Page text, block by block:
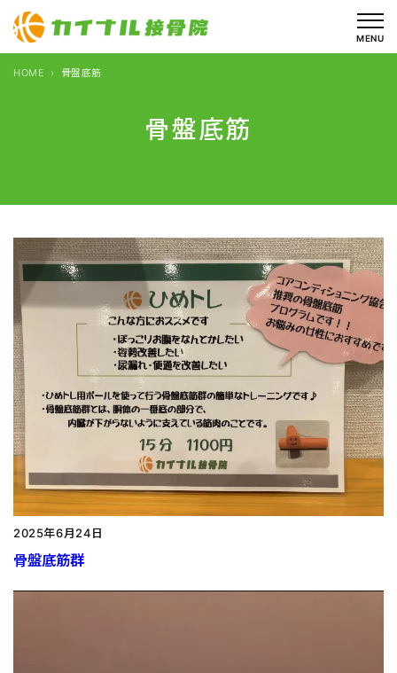
を
MENU
骨盤底筋
HOME 骨盤底筋
2025年6月24日
骨盤底筋群